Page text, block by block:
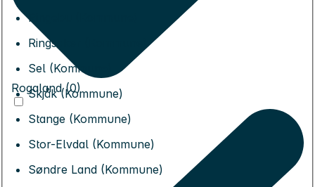
Ringebu (Kommune)
Ringsaker (Kommune)
Sel (Kommune)
Skjåk (Kommune)
Stange (Kommune)
Stor-Elvdal (Kommune)
Søndre Land (Kommune)
Rogaland (0)